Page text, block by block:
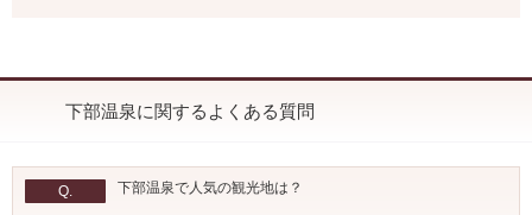
下部温泉に関するよくある質問
Q. 下部温泉で人気の観光地は？